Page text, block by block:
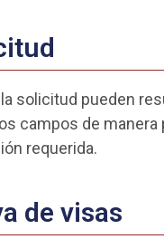
solicitud pueden
campos de manera
requerida.
de visas